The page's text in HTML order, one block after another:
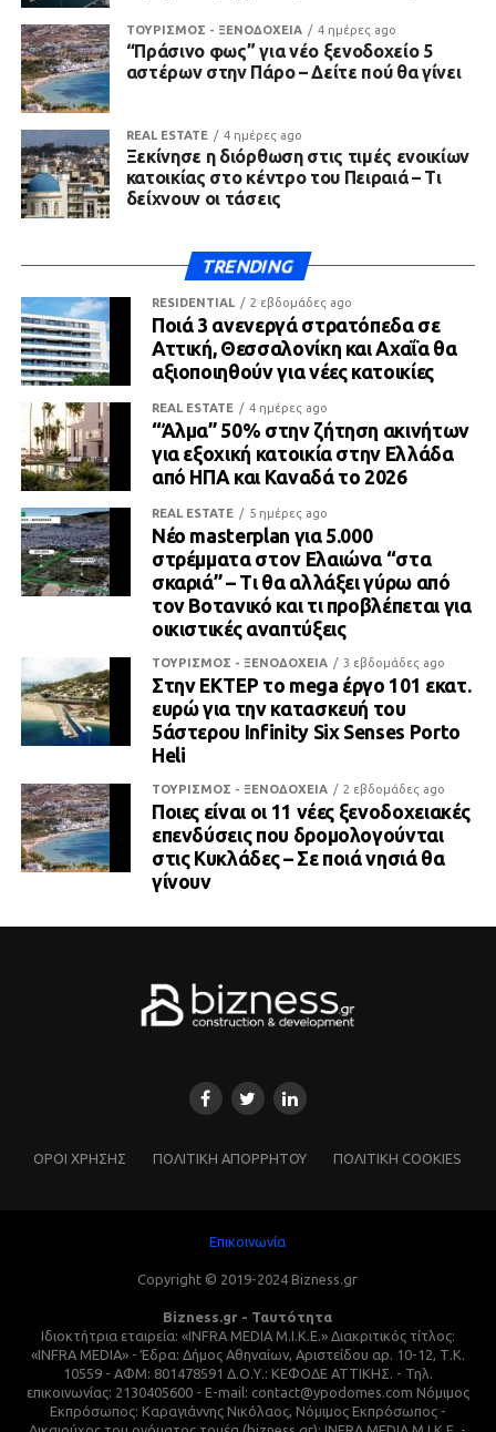
ΤΟΥΡΙΣΜΟΣ - ΞΕΝΟΔΟΧΕΙΑ 4 ημέρες ago
“Πράσινο φως” για νέο ξενοδοχείο 5
αστέρων στην Πάρο – Δείτε πού θα γίνει
REAL ESTATE 4 ημέρες ago
Ξεκίνησε η διόρθωση στις τιμές ενοικίων
κατοικίας στο κέντρο του Πειραιά – Τι
δείχνουν οι τάσεις
TRENDING
RESIDENTIAL 2 εβδομάδες ago
Ποιά 3 ανενεργά στρατόπεδα σε
Αττική, Θεσσαλονίκη και Αχαΐα θα
αξιοποιηθούν για νέες κατοικίες
REAL ESTATE 4 ημέρες ago
“Άλμα” 50% στην ζήτηση ακινήτων
για εξοχική κατοικία στην Ελλάδα
από ΗΠΑ και Καναδά το 2026
REAL ESTATE 5 ημέρες ago
Νέο masterplan για 5.000
στρέμματα στον Ελαιώνα “στα
σκαριά” – Τι θα αλλάξει γύρω από
τον Βοτανικό και τι προβλέπεται για
οικιστικές αναπτύξεις
ΤΟΥΡΙΣΜΟΣ - ΞΕΝΟΔΟΧΕΙΑ 3 εβδομάδες ago
Στην ΕΚΤΕΡ το mega έργο 101 εκατ.
ευρώ για την κατασκευή του
5άστερου Infinity Six Senses Porto
Heli
ΤΟΥΡΙΣΜΟΣ - ΞΕΝΟΔΟΧΕΙΑ 2 εβδομάδες ago
Ποιες είναι οι 11 νέες ξενοδοχειακές
επενδύσεις που δρομολογούνται
στις Κυκλάδες – Σε ποιά νησιά θα
γίνουν
ΌΡΟΙ ΧΡΗΣΗΣ ΠΟΛΙΤΙΚΗ ΑΠΟΡΡΗΤΟΥ ΠΟΛΙΤΙΚΗ COOKIES
Επικοινωνία
Copyright © 2019-2024 Bizness.gr
Bizness.gr - Ταυτότητα
Ιδιοκτήτρια εταιρεία: «INFRA MEDIA M.I.K.E.» Διακριτικός τίτλος:
«INFRA MEDIA» - Έδρα: Δήμος Αθηναίων, Αριστείδου αρ. 10-12, Τ.Κ.
10559 - ΑΦΜ: 801478591 Δ.Ο.Υ.: ΚΕΦΟΔΕ ΑΤΤΙΚΗΣ. - Τηλ.
επικοινωνίας: 2130405600 - E-mail: contact@ypodomes.com Νόμιμος
Εκπρόσωπος: Καραγιάννης Νικόλαος, Νόμιμος Εκπρόσωπος -